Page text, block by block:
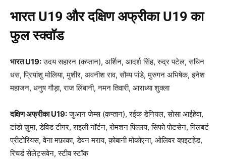
भारतU19 और दक्षिण अफ्रीकाU19का
फुल स्क्वॉड
भारतU19:उदय सहारन (कप्तान), अर्शिन, आदर्श सिंह, रुद्र पटेल, सचिन
धस, प्रियांशु मोलिया, मुशीर, अवनीश राव, सौम्य पांडे, मुरुगन अभिषेक, इनेश
महाजन, धनुष गौड़ा, राज लिंबानी, नमन तिवारी, आराध्या शुक्ला
दक्षिण अफ्रीकाU19:जुआन जेम्स (कप्तान), रईक डेनियल, सोसा आईहेवा,
टांडो ज़ुमा, डेविड टीगर, राइली नॉर्टन, रोमशन पिल्लय, सिफो पोटसेन, गिलबर्ट
प्रीटोरियस, वेना मफ़ाका, डेवन मराय, क़ोबानी मोकोएना, ओलिवर व्हाइटहेड,
रिचर्ड सेलेट्सवेन, स्टीव स्टॉक